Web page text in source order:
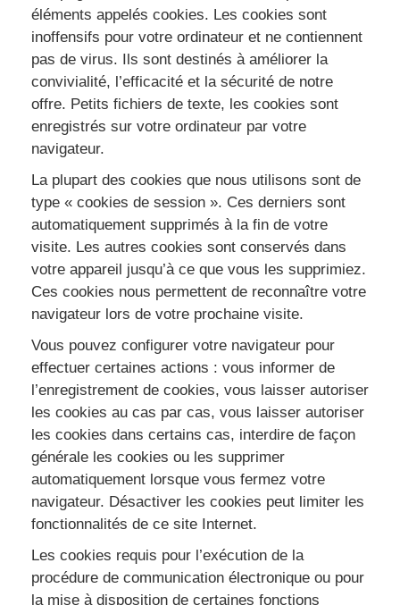
éléments appelés cookies. Les cookies sont
inoffensifs pour votre ordinateur et ne contiennent
pas de virus. Ils sont destinés à améliorer la
convivialité, l’efficacité et la sécurité de notre
offre. Petits fichiers de texte, les cookies sont
enregistrés sur votre ordinateur par votre
navigateur.
La plupart des cookies que nous utilisons sont de
type « cookies de session ». Ces derniers sont
automatiquement supprimés à la fin de votre
visite. Les autres cookies sont conservés dans
votre appareil jusqu’à ce que vous les supprimiez.
Ces cookies nous permettent de reconnaître votre
navigateur lors de votre prochaine visite.
Vous pouvez configurer votre navigateur pour
effectuer certaines actions : vous informer de
l’enregistrement de cookies, vous laisser autoriser
les cookies au cas par cas, vous laisser autoriser
les cookies dans certains cas, interdire de façon
générale les cookies ou les supprimer
automatiquement lorsque vous fermez votre
navigateur. Désactiver les cookies peut limiter les
fonctionnalités de ce site Internet.
Les cookies requis pour l’exécution de la
procédure de communication électronique ou pour
la mise à disposition de certaines fonctions